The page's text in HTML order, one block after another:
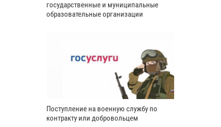
государственные и муниципальные
образовательные организации
Поступление на военную службу по
контракту или добровольцем